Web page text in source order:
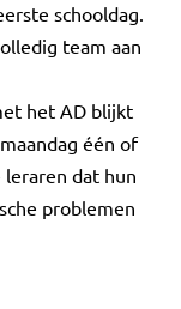
schooldag.
team aan
het AD blijkt
één of
dat hun
problemen